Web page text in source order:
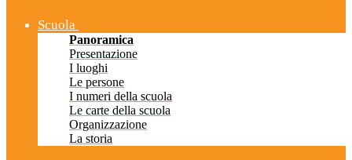
Scuola
Panoramica
Presentazione
I luoghi
Le persone
I numeri della scuola
Le carte della scuola
Organizzazione
La storia